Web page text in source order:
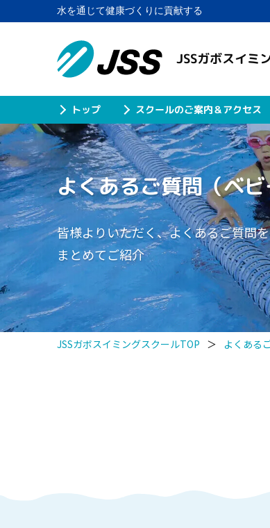
水を通じて健康づくりに貢献する
JSSガボスイミ
トップ スクールのご案内＆アクセス
よくあるご質問（ベ
皆様よりいただく、よくあるご質問を
まとめてご紹介
JSSガボスイミングスクールTOP ＞ よくある